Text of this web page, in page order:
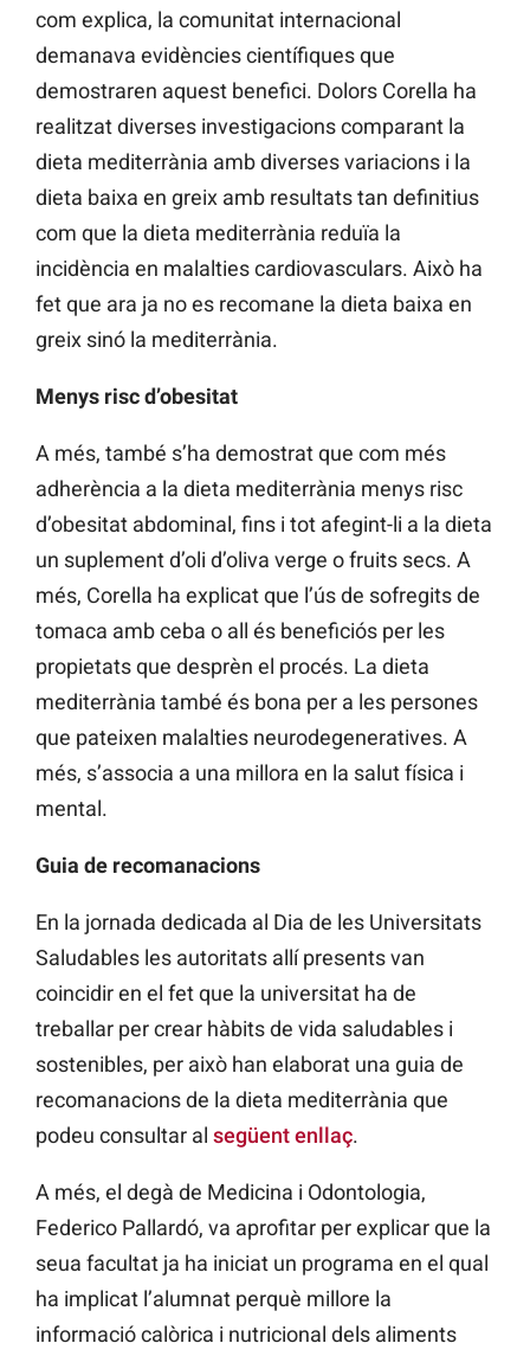
com explica, la comunitat internacional
demanava evidències científiques que
demostraren aquest benefici. Dolors Corella ha
realitzat diverses investigacions comparant la
dieta mediterrània amb diverses variacions i la
dieta baixa en greix amb resultats tan definitius
com que la dieta mediterrània reduïa la
incidència en malalties cardiovasculars. Això ha
fet que ara ja no es recomane la dieta baixa en
greix sinó la mediterrània.
Menys risc d’obesitat
A més, també s’ha demostrat que com més
adherència a la dieta mediterrània menys risc
d’obesitat abdominal, fins i tot afegint-li a la dieta
un suplement d’oli d’oliva verge o fruits secs. A
més, Corella ha explicat que l’ús de sofregits de
tomaca amb ceba o all és beneficiós per les
propietats que desprèn el procés. La dieta
mediterrània també és bona per a les persones
que pateixen malalties neurodegeneratives. A
més, s’associa a una millora en la salut física i
mental.
Guia de recomanacions
En la jornada dedicada al Dia de les Universitats
Saludables les autoritats allí presents van
coincidir en el fet que la universitat ha de
treballar per crear hàbits de vida saludables i
sostenibles, per això han elaborat una guia de
recomanacions de la dieta mediterrània que
podeu consultar al següent enllaç.
A més, el degà de Medicina i Odontologia,
Federico Pallardó, va aprofitar per explicar que la
seua facultat ja ha iniciat un programa en el qual
ha implicat l’alumnat perquè millore la
informació calòrica i nutricional dels aliments